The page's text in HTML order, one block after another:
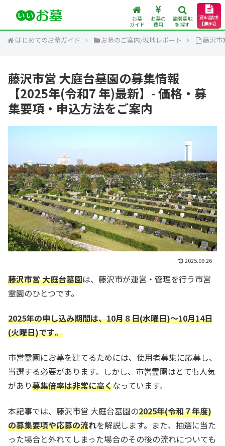
お墓
ガイド
お墓の
費用
霊園墓地
を探す
資料請求
【無料】
はじめてのお墓ガイド お墓のご案内/現地レポート 藤沢市
藤沢市営 大庭台墓園の募集情報
【2025年(令和7 年)最新】- 価格・募
集要項・申込方法をご案内
2025.09.26
藤沢市営 大庭台墓園は、藤沢市が運営・管理を行う市営
霊園のひとつです。
2025年の申し込み期間は、10月８日(水曜日)～10月14日
(火曜日)です。
市営霊園にお墓を建てるためには、使用者募集に応募し、
当選する必要があります。しかし、市営霊園はとても人気
があり募集倍率は非常に高くなっています。
本記事では、藤沢市営 大庭台墓園の2025年(令和７年度)
の募集要項や応募の流れを解説します。また、抽選に当た
った場合と外れてしまった場合のその後の流れについても